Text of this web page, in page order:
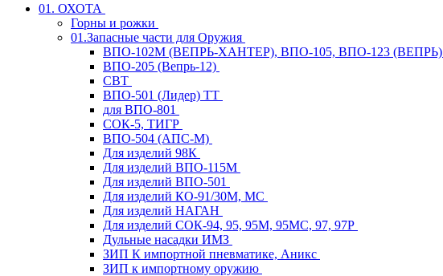
01. ОХОТА
Горны и рожки
01.Запасные части для Оружия
ВПО-102М (ВЕПРЬ-ХАНТЕР), ВПО-105, ВПО-123 (ВЕПРЬ)
ВПО-205 (Вепрь-12)
СВТ
ВПО-501 (Лидер) ТТ
для ВПО-801
СОК-5, ТИГР
ВПО-504 (АПС-М)
Для изделий 98К
Для изделий ВПО-115М
Для изделий ВПО-501
Для изделий КО-91/30М, МС
Для изделий НАГАН
Для изделий СОК-94, 95, 95М, 95МС, 97, 97Р
Дульные насадки ИМЗ
ЗИП К импортной пневматике, Аникс
ЗИП к импортному оружию